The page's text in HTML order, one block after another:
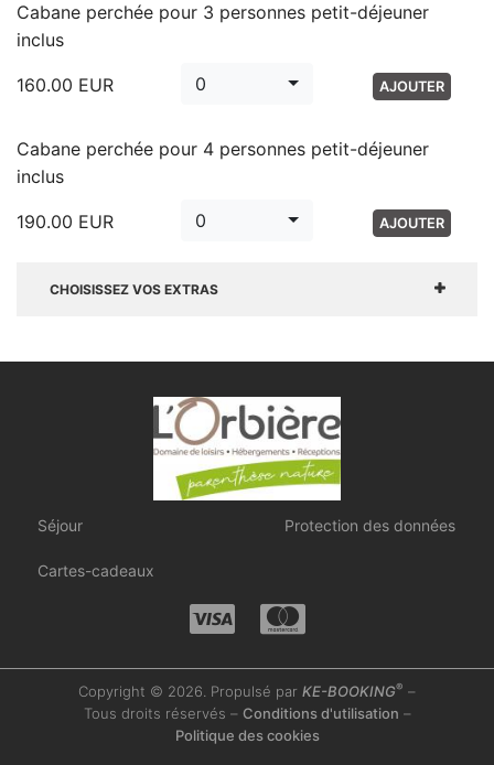
Cabane perchée pour 3 personnes petit-déjeuner
inclus
160.00 EUR 0 AJOUTER
Cabane perchée pour 4 personnes petit-déjeuner
inclus
190.00 EUR 0 AJOUTER
CHOISISSEZ VOS EXTRAS
Séjour
Cartes-cadeaux
Protection des données
Copyright © 2026. Propulsé par KE-BOOKING® –
Tous droits réservés – Conditions d'utilisation –
Politique des cookies